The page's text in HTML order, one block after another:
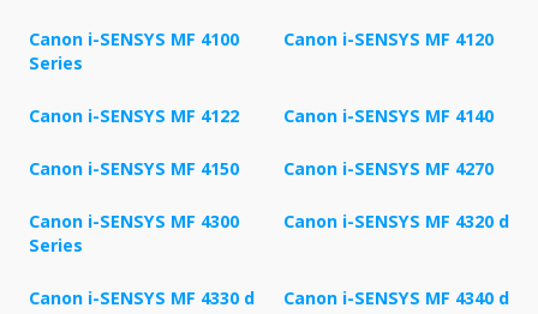
Canon i-SENSYS MF 4100
Series
Canon i-SENSYS MF 4120
Canon i-SENSYS MF 4122 Canon i-SENSYS MF 4140
Canon i-SENSYS MF 4150 Canon i-SENSYS MF 4270
Canon i-SENSYS MF 4300
Series
Canon i-SENSYS MF 4320 d
Canon i-SENSYS MF 4330 d Canon i-SENSYS MF 4340 d